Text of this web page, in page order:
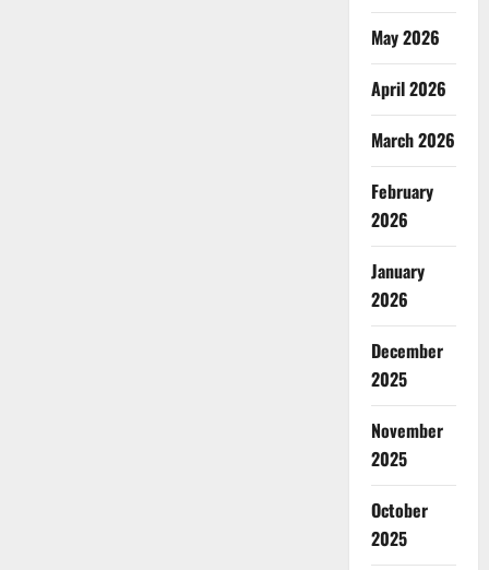
May 2026
April 2026
March 2026
February
2026
January
2026
December
2025
November
2025
October
2025